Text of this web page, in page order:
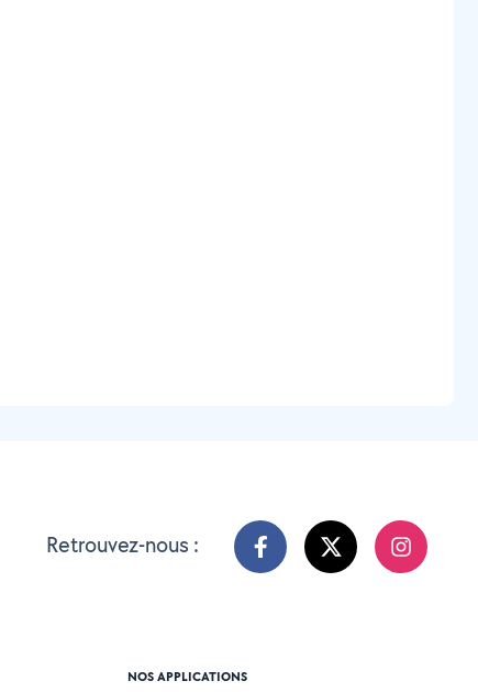
Retrouvez-nous :
NOS APPLICATIONS